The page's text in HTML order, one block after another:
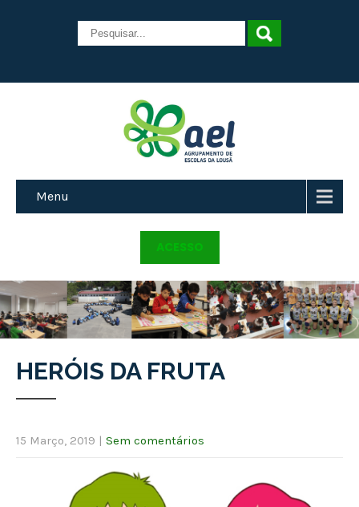
Menu
ACESSO
HERÓIS DA FRUTA
15 Março, 2019 | Sem comentários